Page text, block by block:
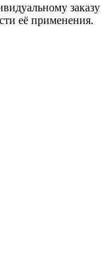
заказу
её применения.